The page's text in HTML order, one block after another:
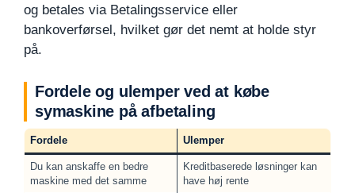
og betales via Betalingsservice eller
bankoverførsel, hvilket gør det nemt at holde styr
på.
Fordele og ulemper ved at købe
symaskine på afbetaling
Fordele Ulemper
Du kan anskaffe en bedre
maskine med det samme
Kreditbaserede løsninger kan
have høj rente